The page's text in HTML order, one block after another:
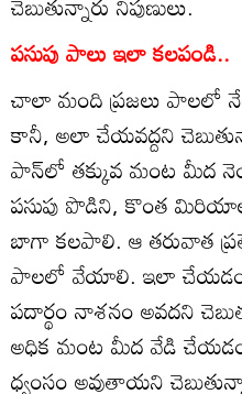
పసుపు పాలు ఇలా కలపండి..
చాలా మంది ప్రజలు పాలలో
కానీ, అలా చేయవద్దని
పాన్‌లో తక్కువ మంట మీద
పసుపు పొడిని, కొంత
బాగా కలపాలి. ఆ తరువాత
పాలలో వేయాలి. ఇలా చేయడం
పదార్థం నాశనం అవదని
అధిక మంట మీద వేడి
ధ్వంసం అవుతాయని